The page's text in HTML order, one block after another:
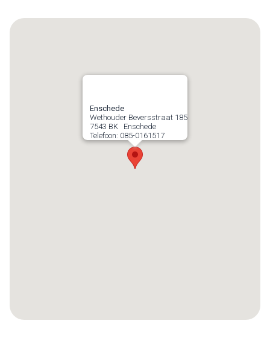
Enschede
Wethouder Beversstraat 185
7543 BK
Enschede
Telefoon: 085-0161517